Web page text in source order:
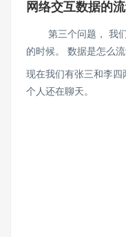
网络交互数据的
第三个问题， 我们
的时候。 数据是怎么
现在我们有张三和李
个人还在聊天。